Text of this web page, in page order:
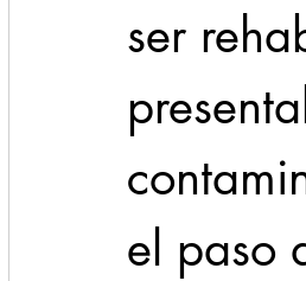
ser
el paso